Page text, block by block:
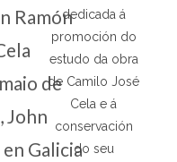
Ramón
de
John
Galicia
dedicada á
promoción do
estudo da obra
de Camilo José
Cela e á
conservación
do seu